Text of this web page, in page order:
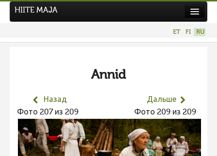
Hiite kuvavõistlus 2026
Фотоконкурс 2025
Не учитываются 2025
Видео 2025
HIITE MAJA
ET FI RU
Annid
Назад
Фото 207 из 209
Дальше
Фото 209 из 209